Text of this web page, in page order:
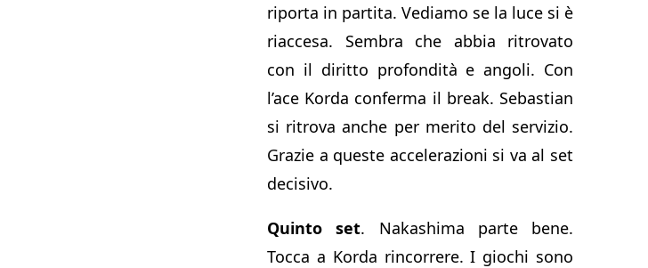
riporta in partita. Vediamo se la luce si è
riaccesa. Sembra che abbia ritrovato
con il diritto profondità e angoli. Con
l’ace Korda conferma il break. Sebastian
si ritrova anche per merito del servizio.
Grazie a queste accelerazioni si va al set
decisivo.
Quinto set. Nakashima parte bene.
Tocca a Korda rincorrere. I giochi sono